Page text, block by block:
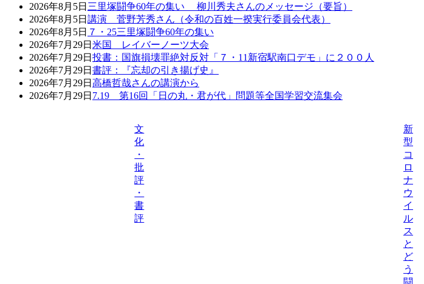
2026年8月5日 三里塚闘争60年の集い 柳川秀夫さんのメッセージ（要旨）
2026年8月5日 講演 菅野芳秀さん（令和の百姓一揆実行委員会代表）
2026年8月5日 ７・25三里塚闘争60年の集い
2026年7月29日 米国 レイバーノーツ大会
2026年7月29日 投書：国旗損壊罪絶対反対「７・11新宿駅南口デモ」に２００人
2026年7月29日 書評：『忘却の引き揚げ史』
2026年7月29日 高橋哲哉さんの講演から
2026年7月29日 7.19 第16回「日の丸・君が代」問題等全国学習交流集会
文
化
・
批
評
・
書
評
新
型
コ
ロ
ナ
ウ
イ
ル
ス
と
ど
う